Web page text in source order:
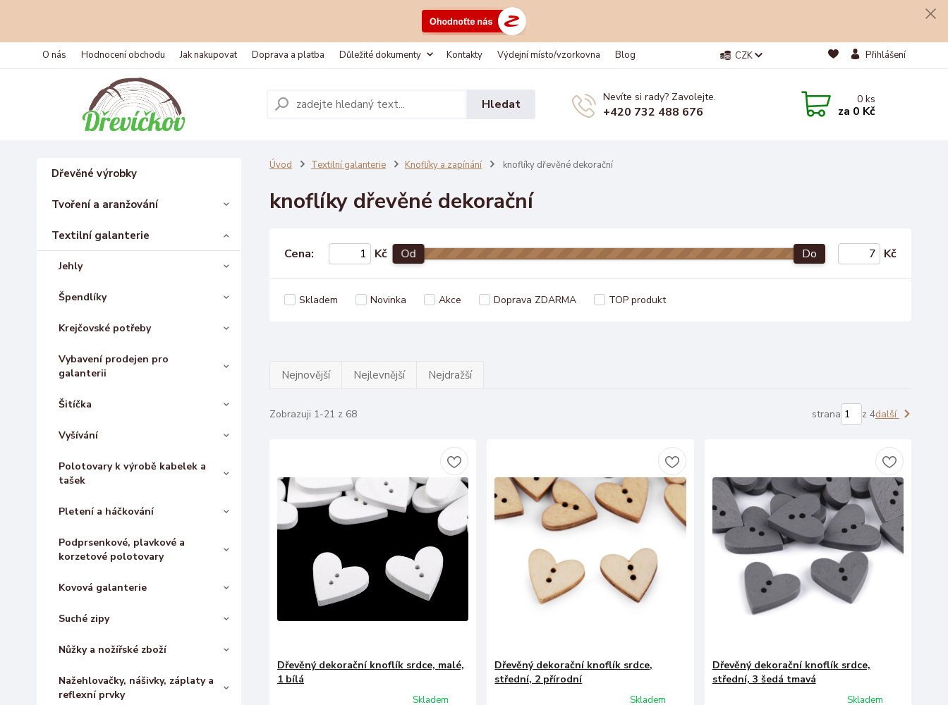
O nás Hodnocení obchodu Jak nakupovat Doprava a platba Důležité dokumenty Kontakty Výdejní místo/vzorkovna Blog CZK Přihlášení
Hledat Nevíte si rady? Zavolejte.
+420 732 488 676
0ks
za 0 Kč
Dřevěné výrobky
Tvoření a aranžování
Textilní galanterie
Jehly
Špendlíky
Krejčovské potřeby
Vybavení prodejen pro
galanterii
Šitíčka
Vyšívání
Polotovary k výrobě kabelek a
tašek
Pletení a háčkování
Podprsenkové, plavkové a
korzetové polotovary
Kovová galanterie
Suché zipy
Nůžky a nožířské zboží
Nažehlovačky, nášivky, záplaty a
reflexní prvky
Úvod Textilní galanterie Knoflíky a zapínání knoflíky dřevěné dekorační
knoflíky dřevěné dekorační
Cena: Kč Od Do Kč
Skladem Novinka Akce Doprava ZDARMA TOP produkt
Nejnovější Nejlevnější Nejdražší
Zobrazuji 1-21 z 68 strana z 4další
Dřevěný dekorační knoflík srdce, malé,
1 bílá
Skladem
Dřevěný dekorační knoflík srdce,
střední, 2 přírodní
Skladem
Dřevěný dekorační knoflík srdce,
střední, 3 šedá tmavá
Skladem